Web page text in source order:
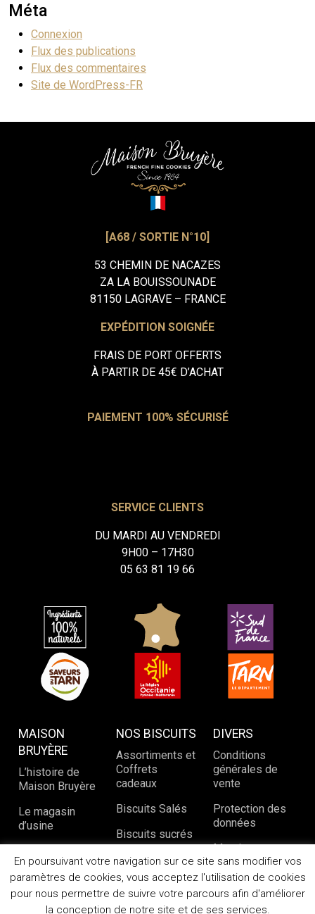
Méta
Connexion
Flux des publications
Flux des commentaires
Site de WordPress-FR
[A68 / SORTIE N°10]
53 CHEMIN DE NACAZES
ZA LA BOUISSOUNADE
81150 LAGRAVE – FRANCE
EXPÉDITION SOIGNÉE
FRAIS DE PORT OFFERTS
À PARTIR DE 45€ D’ACHAT
PAIEMENT 100% SÉCURISÉ
SERVICE CLIENTS
DU MARDI AU VENDREDI
9H00 – 17H30
05 63 81 19 66
MAISON
BRUYÈRE
L’histoire de
Maison Bruyère
Le magasin
d’usine
faire
Nous contacter
NOS BISCUITS
Assortiments et
Coffrets
cadeaux
Biscuits Salés
Biscuits sucrés
DIVERS
Conditions
générales de
vente
Protection des
données
Mentions
légales
En poursuivant votre navigation sur ce site sans modifier vos
paramètres de cookies, vous acceptez l'utilisation de cookies
pour nous permettre de suivre votre parcours afin d'améliorer
la conception de notre site et de ses services.